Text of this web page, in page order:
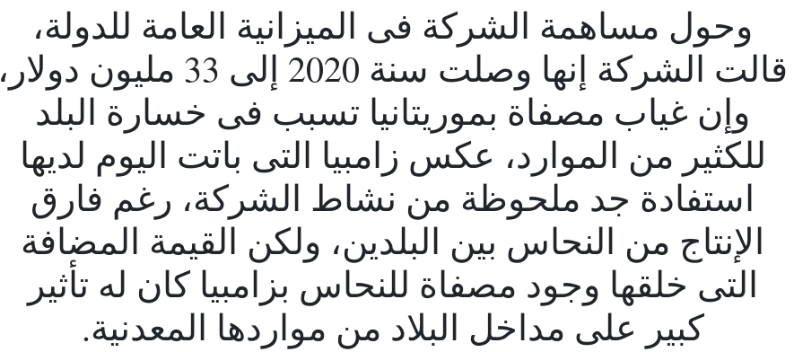
وحول مساهمة الشركة فى الميزانية العامة للدولة،
قالت الشركة إنها وصلت سنة 2020 إلى 33 مليون دولار،
وإن غياب مصفاة بموريتانيا تسبب فى خسارة البلد
للكثير من الموارد، عكس زامبيا التى باتت اليوم لديها
استفادة جد ملحوظة من نشاط الشركة، رغم فارق
الإنتاج من النحاس بين البلدين، ولكن القيمة المضافة
التى خلقها وجود مصفاة للنحاس بزامبيا كان له تأثير
كبير على مداخل البلاد من مواردها المعدنية.